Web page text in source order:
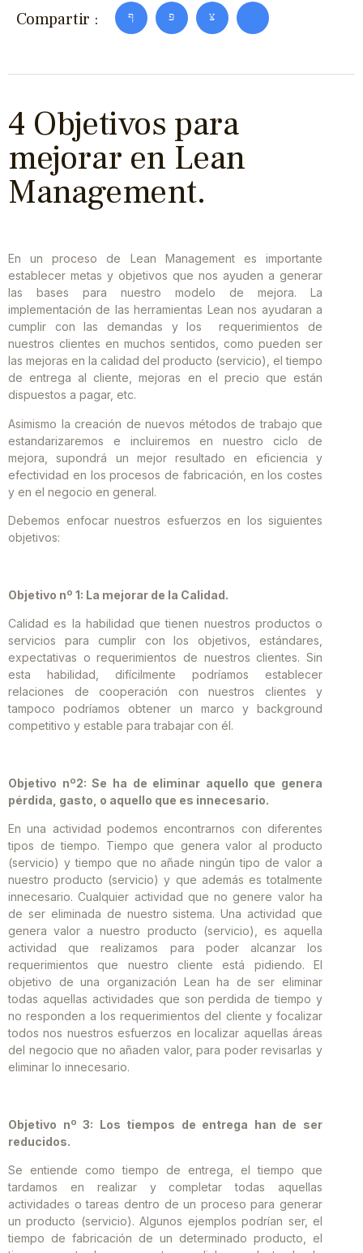
Compartir :
4 Objetivos para
mejorar en Lean
Management.
En un proceso de Lean Management es importante
establecer metas y objetivos que nos ayuden a generar
las bases para nuestro modelo de mejora. La
implementación de las herramientas Lean nos ayudaran a
cumplir con las demandas y los requerimientos de
nuestros clientes en muchos sentidos, como pueden ser
las mejoras en la calidad del producto (servicio), el tiempo
de entrega al cliente, mejoras en el precio que están
dispuestos a pagar, etc.
Asimismo la creación de nuevos métodos de trabajo que
estandarizaremos e incluiremos en nuestro ciclo de
mejora, supondrá un mejor resultado en eficiencia y
efectividad en los procesos de fabricación, en los costes
y en el negocio en general.
Debemos enfocar nuestros esfuerzos en los siguientes
objetivos:
Objetivo nº 1: La mejorar de la Calidad.
Calidad es la habilidad que tienen nuestros productos o
servicios para cumplir con los objetivos, estándares,
expectativas o requerimientos de nuestros clientes. Sin
esta habilidad, difícilmente podríamos establecer
relaciones de cooperación con nuestros clientes y
tampoco podríamos obtener un marco y background
competitivo y estable para trabajar con él.
Objetivo nº2: Se ha de eliminar aquello que genera
pérdida, gasto, o aquello que es innecesario.
En una actividad podemos encontrarnos con diferentes
tipos de tiempo. Tiempo que genera valor al producto
(servicio) y tiempo que no añade ningún tipo de valor a
nuestro producto (servicio) y que además es totalmente
innecesario. Cualquier actividad que no genere valor ha
de ser eliminada de nuestro sistema. Una actividad que
genera valor a nuestro producto (servicio), es aquella
actividad que realizamos para poder alcanzar los
requerimientos que nuestro cliente está pidiendo. El
objetivo de una organización Lean ha de ser eliminar
todas aquellas actividades que son perdida de tiempo y
no responden a los requerimientos del cliente y focalizar
todos nos nuestros esfuerzos en localizar aquellas áreas
del negocio que no añaden valor, para poder revisarlas y
eliminar lo innecesario.
Objetivo nº 3: Los tiempos de entrega han de ser
reducidos.
Se entiende como tiempo de entrega, el tiempo que
tardamos en realizar y completar todas aquellas
actividades o tareas dentro de un proceso para generar
un producto (servicio). Algunos ejemplos podrían ser, el
tiempo de fabricación de un determinado producto, el